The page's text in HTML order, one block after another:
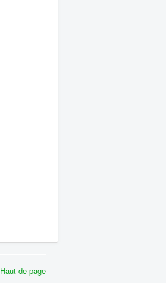
Haut de page